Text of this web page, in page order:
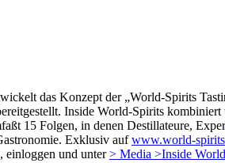
das Konzept der „World-Spirits
Inside World-Spirits
15 Folgen, in denen Destillateure,
Exklusiv aufwww.world-
einloggen und unter> Media >Inside